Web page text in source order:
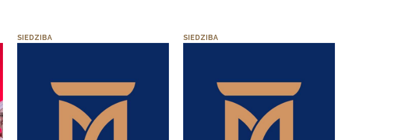
SIEDZIBA SIEDZIBA